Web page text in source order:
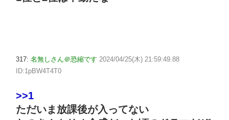
317: 名無しさん＠恐縮です 2024/04/25(木) 21:59:49.88
ID:1pBW4T4T0
>>1
ただいま放課後が入ってない